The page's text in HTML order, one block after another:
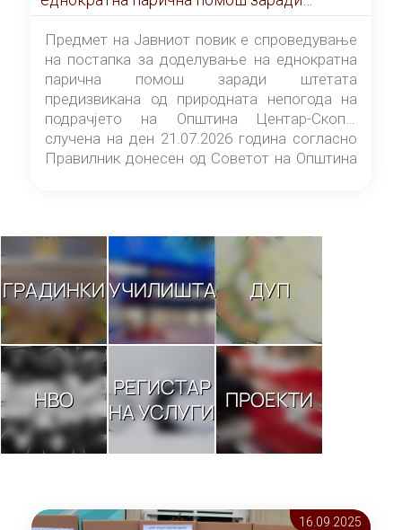
штетата предизвикана од природната
непогода на подрачјето на Општина
Центар-Скопје случена на ден 21.07.2026
година
Предмет на Јавниот повик е спроведување
на постапка за доделување на еднократна
парична помош заради штетата
предизвикана од природната непогода на
подрачјето на Општина Центар-Скопје
случена на ден 21.07.2026 година согласно
Правилник донесен од Советот на Општина
ГРАДИНКИУЧИЛИШТА ДУП
НВО
РЕГИСТАР
НА УСЛУГИ ПРОЕКТИ
16.09 2025